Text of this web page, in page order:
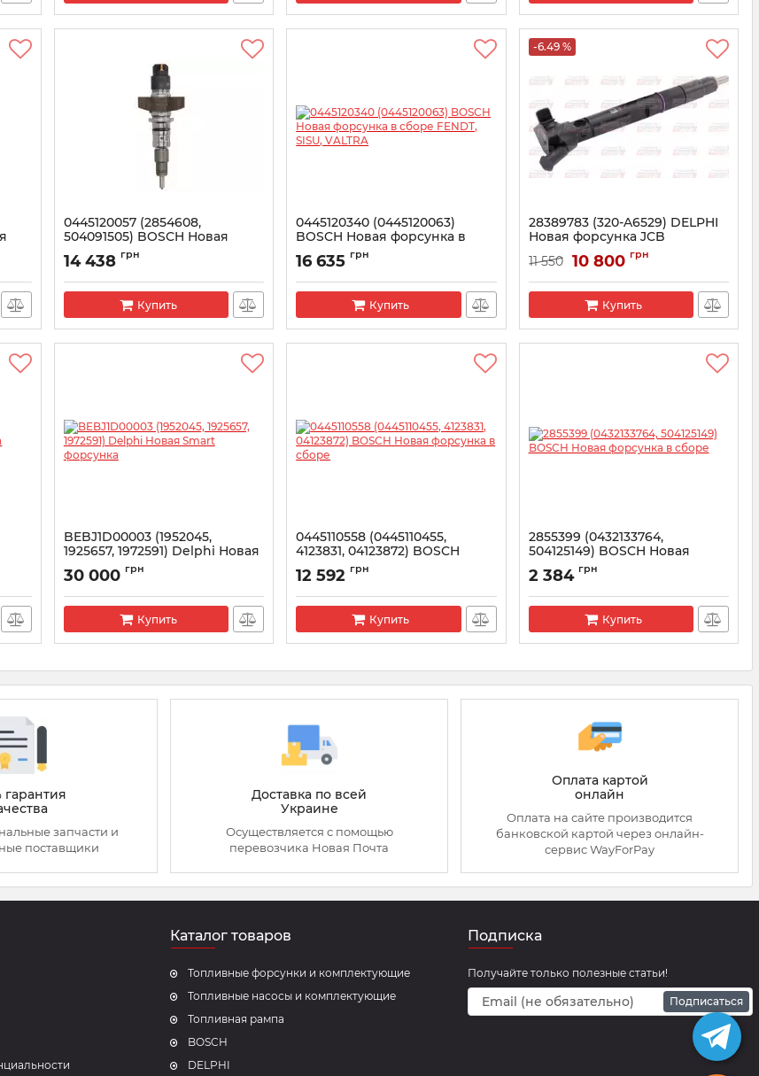
0445120057 (2854608,
504091505) BOSCH Новая
форсунка в сборе
Артикул: 0445120057
14 438 грн
Купить
0445120340 (0445120063)
BOSCH Новая форсунка в
сборе FENDT, SISU, VALTRA
Артикул: 0445120340
16 635 грн
Купить
-6.49 %
28389783 (320-A6529) DELPHI
Новая форсунка JCB
Артикул: 28389783
11 550 10 800 грн
Купить
BEBJ1D00003 (1952045,
1925657, 1972591) Delphi Новая
Smart форсунка
Артикул: BEBJ1D00003
30 000 грн
Купить
0445110558 (0445110455,
4123831, 04123872) BOSCH
Новая форсунка в сборе
Артикул: 0445110558
12 592 грн
Купить
2855399 (0432133764,
504125149) BOSCH Новая
форсунка в сборе
Артикул:
2 384 грн
Купить
гарантия
запчасти и
поставщики
Доставка по всей
Украине
Осуществляется с помощью
перевозчика Новая Почта
Оплата картой
онлайн
Оплата на сайте производится
банковской картой через онлайн-
сервис WayForPay
Каталог товаров
Топливные форсунки и комплектующие
Топливные насосы и комплектующие
Топливная рампа
BOSCH
DELPHI
Подписка
Получайте только полезные статьи!
Подписаться